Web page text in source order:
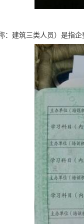
：建筑三类人员）是指